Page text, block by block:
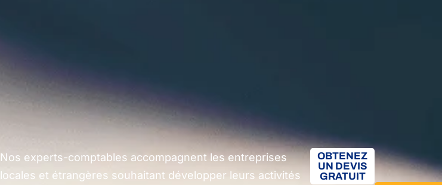
Nos experts-comptables accompagnent les entreprises
locales et étrangères souhaitant développer leurs activités
OBTENEZ
UN DEVIS
GRATUIT